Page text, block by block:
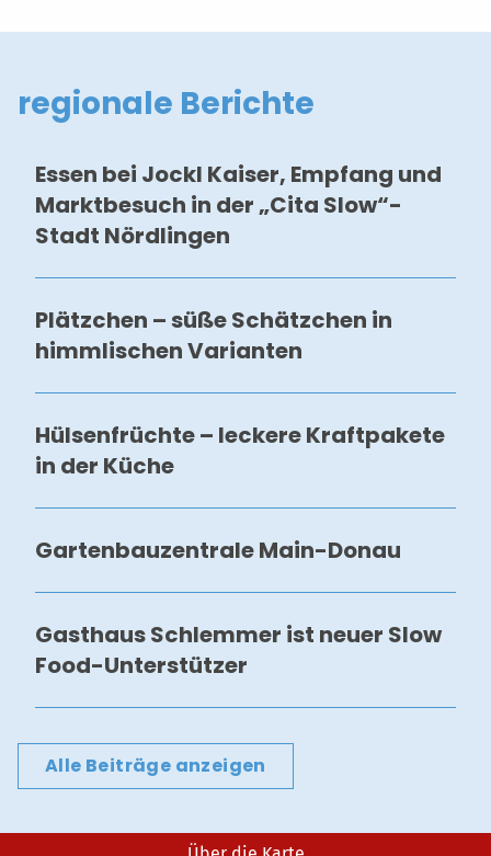
regionale Berichte
Essen bei Jockl Kaiser, Empfang und
Marktbesuch in der „Cita Slow“-
Stadt Nördlingen
Plätzchen – süße Schätzchen in
himmlischen Varianten
Hülsenfrüchte – leckere Kraftpakete
in der Küche
Gartenbauzentrale Main-Donau
Gasthaus Schlemmer ist neuer Slow
Food-Unterstützer
Alle Beiträge anzeigen